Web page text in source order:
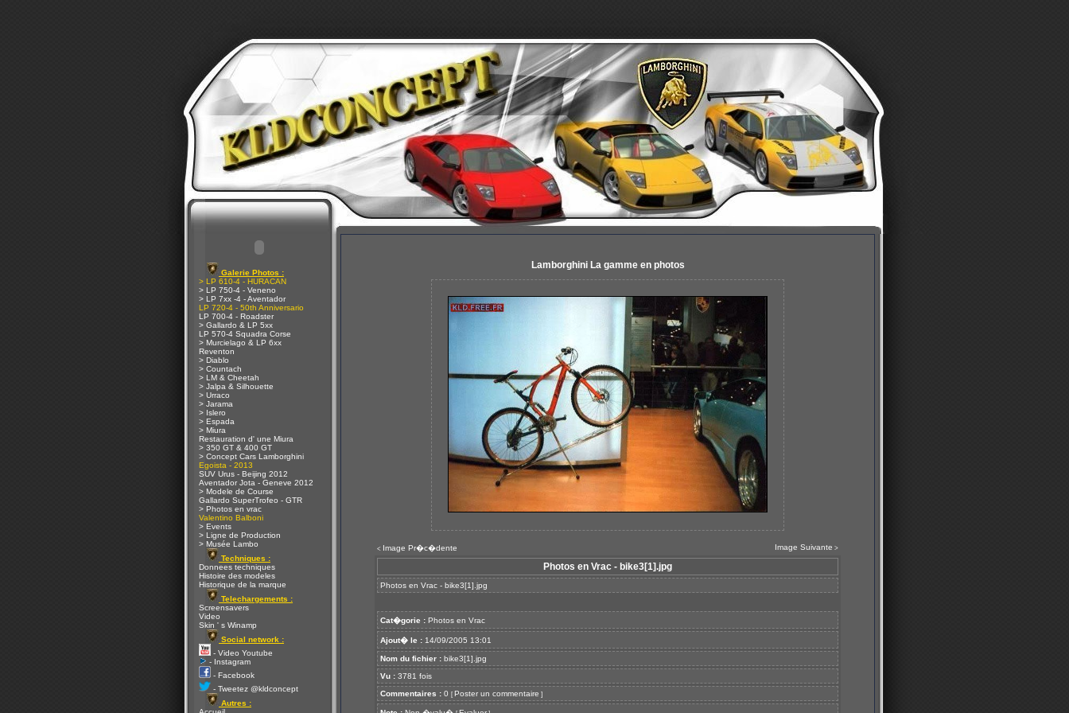
Galerie Photos :
> LP 610-4 - HURACAN
> LP 750-4 - Veneno
> LP 7xx -4 - Aventador
LP 720-4 - 50th Anniversario
LP 700-4 - Roadster
> Gallardo & LP 5xx
LP 570-4 Squadra Corse
> Murcielago & LP 6xx
Reventon
> Diablo
> Countach
> LM & Cheetah
> Jalpa & Silhouette
> Urraco
> Jarama
> Islero
> Espada
> Miura
Restauration d' une Miura
> 350 GT & 400 GT
> Concept Cars Lamborghini
Egoista - 2013
SUV Urus - Beijing 2012
Aventador Jota - Geneve 2012
> Modele de Course
Gallardo SuperTrofeo - GTR
> Photos en vrac
Valentino Balboni
> Events
> Ligne de Production
> Musée Lambo
Techniques :
Donnees techniques
Histoire des modeles
Historique de la marque
Telechargements :
Screensavers
Video
Skin ' s Winamp
Social network :
- Video Youtube
- Instagram
- Facebook
- Tweetez @kldconcept
Autres :
Lamborghini La gamme en photos
< Image Pr�c�dente Image Suivante >
Photos en Vrac - bike3[1].jpg
Photos en Vrac - bike3[1].jpg
Cat�gorie : Photos en Vrac
Ajout� le : 14/09/2005 13:01
Nom du fichier : bike3[1].jpg
Vu : 3781 fois
Commentaires : 0 [ Poster un commentaire ]